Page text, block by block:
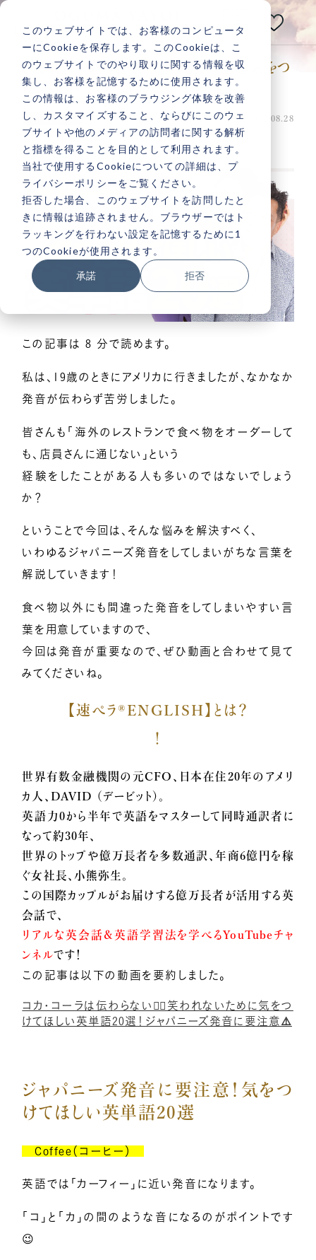
このウェブサイトでは、お客様のコンピュータ
ーにCookieを保存します。このCookieは、こ
のウェブサイトでのやり取りに関する情報を収
集し、お客様を記憶するために使用されます。
この情報は、お客様のブラウジング体験を改善
し、カスタマイズすること、ならびにこのウェ
ブサイトや他のメディアの訪問者に関する解析
と指標を得ることを目的として利用されます。
当社で使用するCookieについての詳細は、プ
ライバシーポリシーをご覧ください。
拒否した場合、このウェブサイトを訪問したと
きに情報は追跡されません。ブラウザーではト
ラッキングを行わない設定を記憶するために1
つのCookieが使用されます。
承諾 拒否
小熊弥生公式メディアサイト
N
あなたの人生は
いつだって変えられる！
記事検索
人気記事一覧
億楽 当たり前ゼロ感謝® 360度許し
億楽®集中講座
イベントギャラリー
小熊弥生のご紹介
億楽®メソッドとは
億楽®ストーリー
講座卒業生の喜びの声
引き寄せレポート
企業・経営者向け研修のご案内
【英語】ジャパニーズ発音に要注意✋気をつ
けてほしい英単語20選❗
英語 投稿日：2023.08.28 最終更新日：2023.08.28
この記事は 8 分で読めます。
私は、19歳のときにアメリカに行きましたが、なかなか
発音が伝わらず苦労しました。
皆さんも「海外のレストランで食べ物をオーダーして
も、店員さんに通じない」という
経験をしたことがある人も多いのではないでしょう
か？
ということで今回は、そんな悩みを解決すべく、
いわゆるジャパニーズ発音をしてしまいがちな言葉を
解説していきます！
食べ物以外にも間違った発音をしてしまいやすい言
葉を用意していますので、
今回は発音が重要なので、ぜひ動画と合わせて見て
みてくださいね。
【速ペラ®ENGLISH】とは？
！
世界有数金融機関の元CFO、日本在住20年のアメリ
カ人、DAVID （デービット）。
英語力0から半年で英語をマスターして同時通訳者に
なって約30年、
世界のトップや億万長者を多数通訳、年商6億円を稼
ぐ女社長、小熊弥生。
この国際カップルがお届けする億万長者が活用する英
会話で、
リアルな英会話＆英語学習法を学べるYouTubeチャ
ンネルです！
この記事は以下の動画を要約しました。
コカ・コーラは伝わらない🙅‍♀️笑われないために気をつ
けてほしい英単語20選！ジャパニーズ発音に要注意⚠️
ジャパニーズ発音に要注意！気をつ
けてほしい英単語20選
Coffee（コーヒー）
英語では「カーフィー」に近い発音になります。
「コ」と「カ」の間のような音になるのがポイントです
😉